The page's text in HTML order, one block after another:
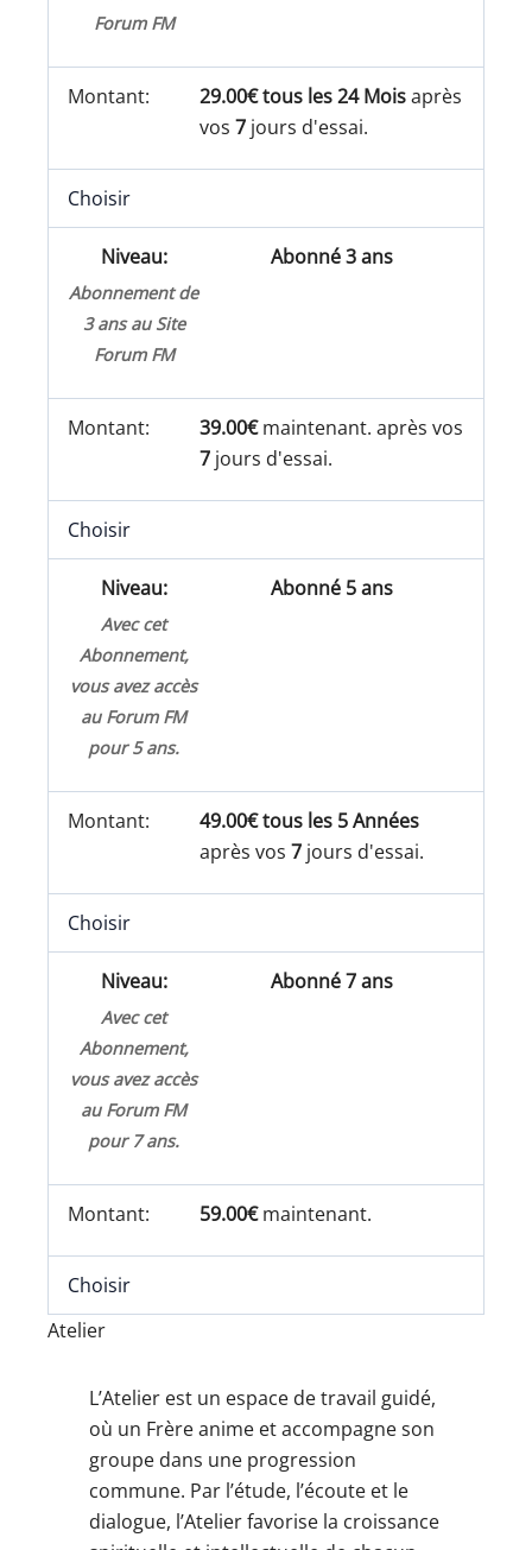
Forum FM
29.00€ tous les 24 Moisaprès
vos7 jours d'essai.
Choisir
Abonné 3 ans
Abonnement de
3 ans au Site
Forum FM
39.00€maintenant. après vos
7 jours d'essai.
Choisir
Abonné 5 ans
Avec cet
Abonnement,
vous avez accès
au Forum FM
pour 5 ans.
49.00€ tous les 5 Années
après vos7 jours d'essai.
Choisir
Abonné 7 ans
Avec cet
Abonnement,
vous avez accès
au Forum FM
pour 7 ans.
59.00€maintenant.
Choisir
Atelier
L’Atelier est un espace de travail guidé,
où un Frère anime et accompagne son
groupe dans une progression
commune. Par l’étude, l’écoute et le
dialogue, l’Atelier favorise la croissance